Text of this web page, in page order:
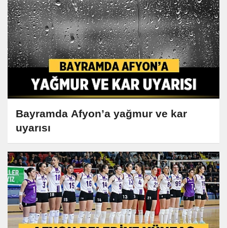
Bayramda Afyon’a yağmur ve kar
uyarısı